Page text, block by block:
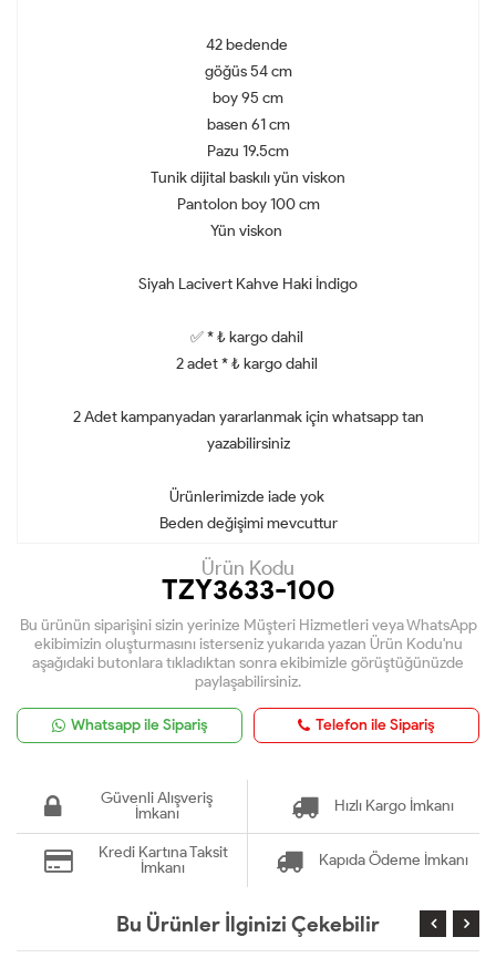
42 bedende
göğüs 54 cm
boy 95 cm
basen 61 cm
Pazu 19.5cm
Tunik dijital baskılı yün viskon
Pantolon boy 100 cm
Yün viskon
Siyah Lacivert Kahve Haki İndigo
✅ * ₺ kargo dahil
2 adet * ₺ kargo dahil
2 Adet kampanyadan yararlanmak için whatsapp tan
yazabilirsiniz
Ürünlerimizde iade yok
Beden değişimi mevcuttur
Ürün Kodu
TZY3633-100
Bu ürünün siparişini sizin yerinize Müşteri Hizmetleri veya WhatsApp
ekibimizin oluşturmasını isterseniz yukarıda yazan Ürün Kodu'nu
aşağıdaki butonlara tıkladıktan sonra ekibimizle görüştüğünüzde
paylaşabilirsiniz.
Whatsapp ile Sipariş Telefon ile Sipariş
Güvenli Alışveriş
İmkanı
Hızlı Kargo İmkanı
Kredi Kartına Taksit
İmkanı
Kapıda Ödeme İmkanı
Bu Ürünler İlginizi Çekebilir